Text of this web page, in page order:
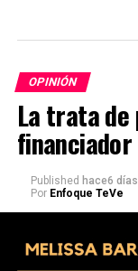
OPINIÓN
La trata
Published hace6 días
Por Enfoque TeVe